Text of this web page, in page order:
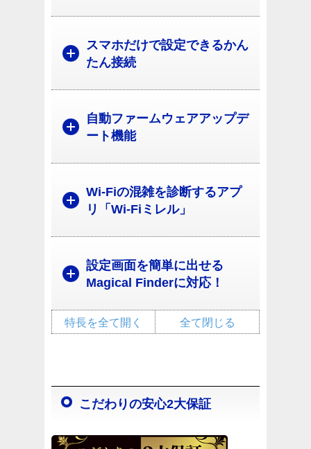
スマホだけで設定できるかん
たん接続
自動ファームウェアアップデ
ート機能
Wi-Fiの混雑を診断するアプ
リ「Wi-Fiミレル」
設定画面を簡単に出せる
Magical Finderに対応！
全て閉じる
特長を全て開く
こだわりの安心2大保証